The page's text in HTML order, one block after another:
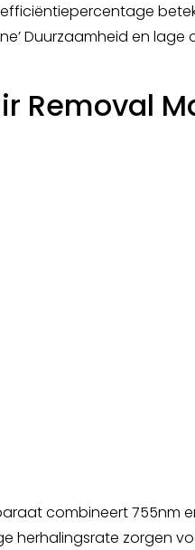
Duurzaamheid en lage
Removal
combineert 755nm
herhalingsrate zorgen